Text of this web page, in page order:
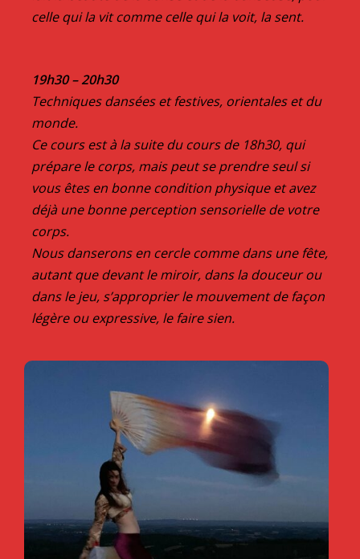
celle qui la vit comme celle qui la voit, la sent.
19h30 – 20h30
Techniques dansées et festives, orientales et du
monde.
Ce cours est à la suite du cours de 18h30, qui
prépare le corps, mais peut se prendre seul si
vous êtes en bonne condition physique et avez
déjà une bonne perception sensorielle de votre
corps.
Nous danserons en cercle comme dans une fête,
autant que devant le miroir, dans la douceur ou
dans le jeu, s’approprier le mouvement de façon
légère ou expressive, le faire sien.